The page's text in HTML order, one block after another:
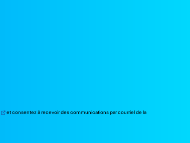
et consentez à recevoir des communications par courriel de la